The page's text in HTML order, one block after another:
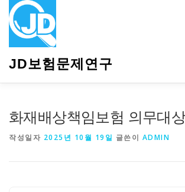
JD보험문제연구
화재배상책임보험 의무대
작성일자 2025년 10월 19일 글쓴이 ADMIN